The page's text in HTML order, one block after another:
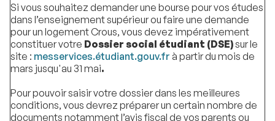
Si vous souhaitez demander une bourse pour vos études
dans l’enseignement supérieur ou faire une demande
pour un logement Crous, vous devez impérativement
constituer votre Dossier social étudiant (DSE)sur le
site : messervices.étudiant.gouv.fr à partir du mois de
mars jusqu'au 31 mai.
Pour pouvoir saisir votre dossier dans les meilleures
conditions, vous devrez préparer un certain nombre de
documents notamment l’avis fiscal de vos parents ou